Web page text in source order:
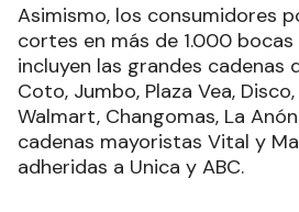
Asimismo, los consumidores
cortes en más de 1.000
incluyen las grandes cadenas
Coto, Jumbo, Plaza Vea,
Walmart, Changomas, La
cadenas mayoristas Vital y
adheridas a Unica y ABC.